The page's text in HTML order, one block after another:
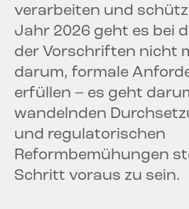
verarbeiten und
Jahr 2026 geht es bei
der Vorschriften nicht
darum, formale
erfüllen – es geht
wandelnden
und regulatorischen
Reformbemühungen
Schritt voraus zu sein.